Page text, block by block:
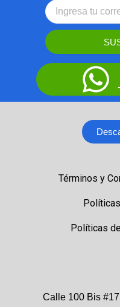
Términos y
Políticas
Calle 100 Bis